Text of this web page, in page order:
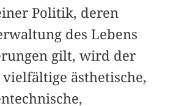
Politik, deren
des Lebens
gilt, wird der
ästhetische,